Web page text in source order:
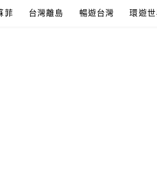
菲 台灣離島 暢遊台灣 環遊世